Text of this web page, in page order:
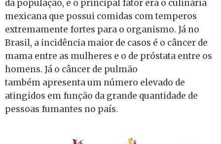
da população, e o principal fator era o culinária
mexicana que possui comidas com temperos
extremamente fortes para o organismo. Já no
Brasil, a incidência maior de casos é o câncer de
mama entre as mulheres e o de próstata entre os
homens. Já o câncer de pulmão
também apresenta um número elevado de
atingidos em função da grande quantidade de
pessoas fumantes no país.